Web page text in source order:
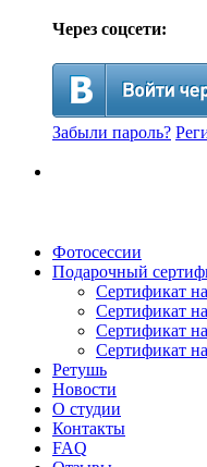
Через соцсети:
Забыли пароль?
Фотосессии
Подарочный
Сертификат
Сертификат
Сертификат
Сертификат
Ретушь
Новости
О студии
Контакты
FAQ